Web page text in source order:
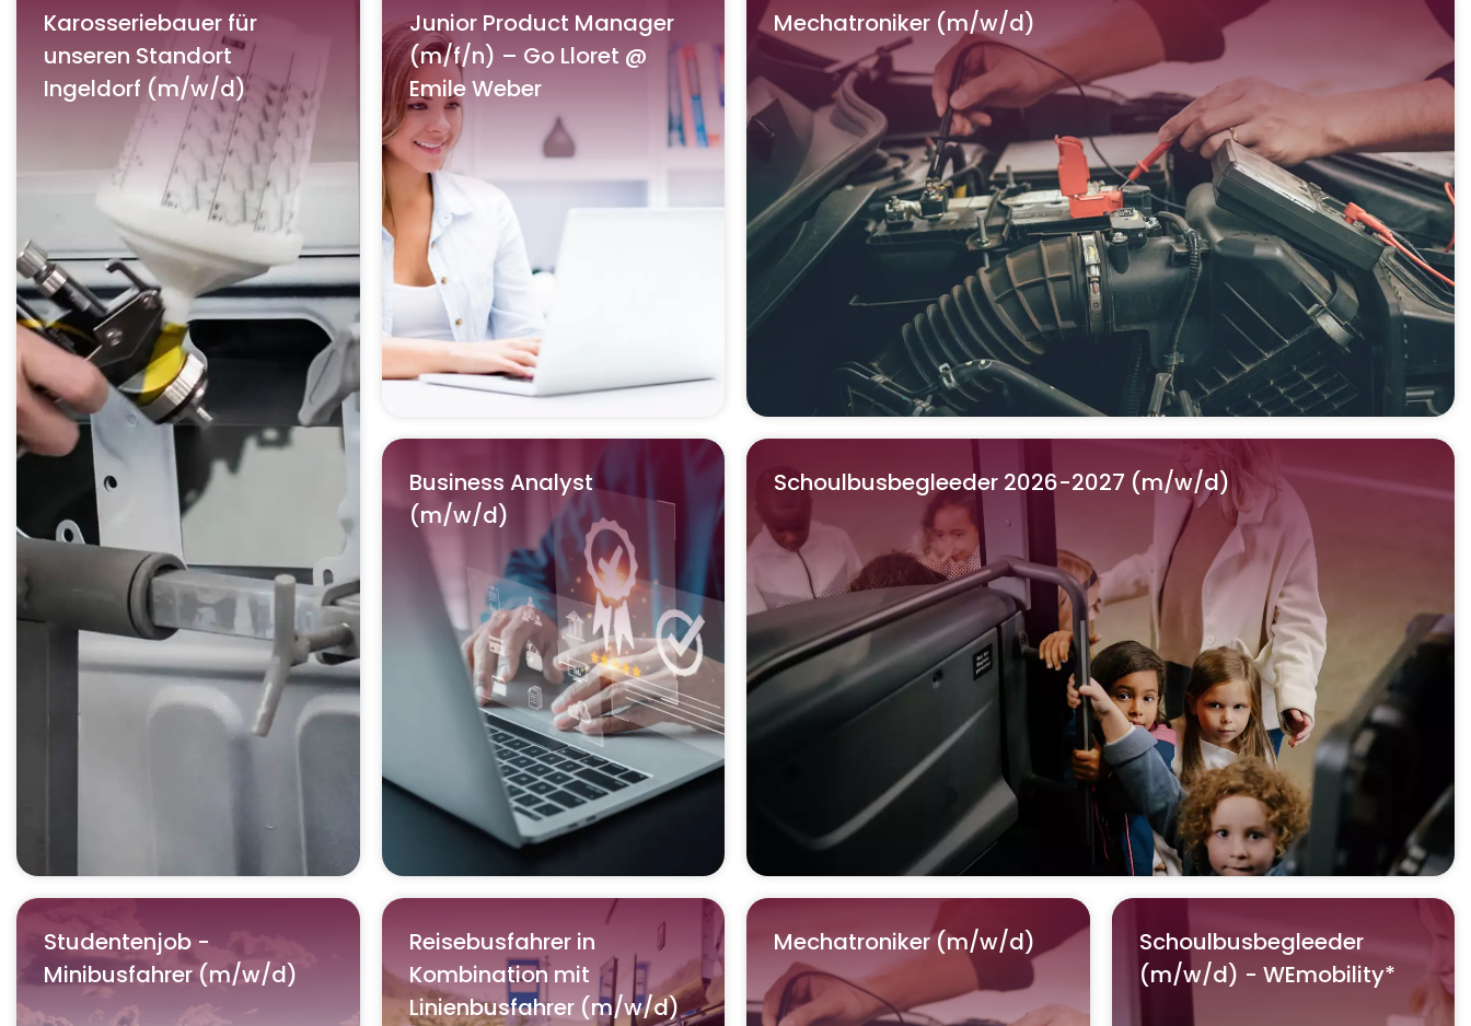
Mechatroniker (m/w/d)
Karosseriebauer für
unseren Standort
Ingeldorf (m/w/d)
Junior Product Manager
(m/f/n) – Go Lloret @
Emile Weber
Business Analyst
(m/w/d)
Schoulbusbegleeder 2026-2027 (m/w/d)
Studentenjob -
Minibusfahrer (m/w/d)
Reisebusfahrer in
Kombination mit
Linienbusfahrer (m/w/d)
Mechatroniker (m/w/d)
Schoulbusbegleeder
(m/w/d) - WEmobility*